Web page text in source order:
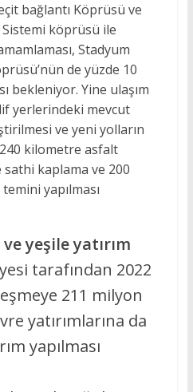
bağlantı Köprüsü ve
köprüsü ile
Stadyum
de yüzde 10
bekleniyor. Yine ulaşım
yerlerindeki mevcut
ve yeni yolların
kilometre asfalt
kaplama ve 200
yapılması
yeşile yatırım
tarafından 2022
211 milyon
yatırımlarına da
yapılması